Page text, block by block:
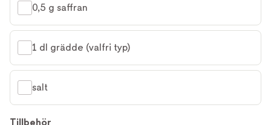
0,5 g saffran
1 dl grädde (valfri typ)
salt
Tillbehör